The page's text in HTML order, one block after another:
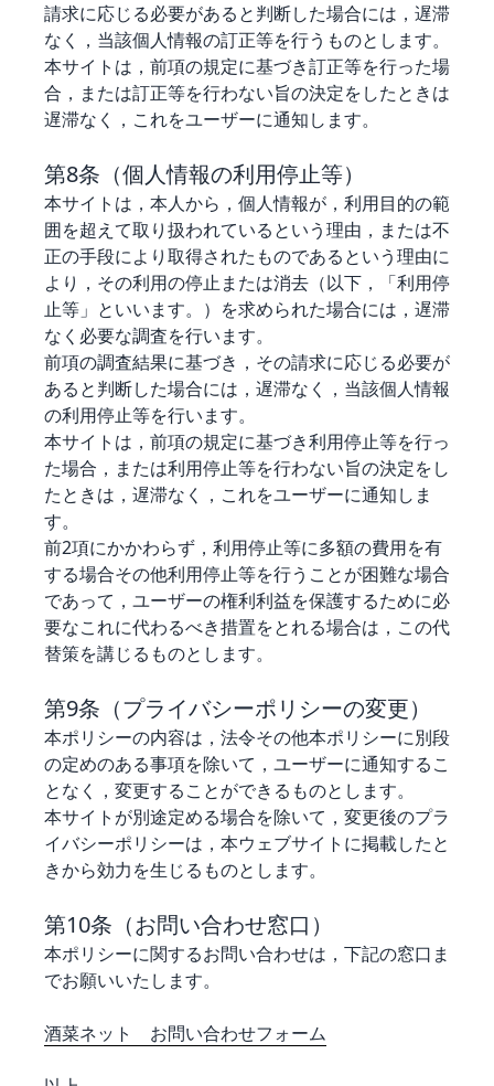
請求に応じる必要があると判断した場合には，遅滞
なく，当該個人情報の訂正等を行うものとします。
本サイトは，前項の規定に基づき訂正等を行った場
合，または訂正等を行わない旨の決定をしたときは
遅滞なく，これをユーザーに通知します。
第8条（個人情報の利用停止等）
本サイトは，本人から，個人情報が，利用目的の範
囲を超えて取り扱われているという理由，または不
正の手段により取得されたものであるという理由に
より，その利用の停止または消去（以下，「利用停
止等」といいます。）を求められた場合には，遅滞
なく必要な調査を行います。
前項の調査結果に基づき，その請求に応じる必要が
あると判断した場合には，遅滞なく，当該個人情報
の利用停止等を行います。
本サイトは，前項の規定に基づき利用停止等を行っ
た場合，または利用停止等を行わない旨の決定をし
たときは，遅滞なく，これをユーザーに通知しま
す。
前2項にかかわらず，利用停止等に多額の費用を有
する場合その他利用停止等を行うことが困難な場合
であって，ユーザーの権利利益を保護するために必
要なこれに代わるべき措置をとれる場合は，この代
替策を講じるものとします。
第9条（プライバシーポリシーの変更）
本ポリシーの内容は，法令その他本ポリシーに別段
の定めのある事項を除いて，ユーザーに通知するこ
となく，変更することができるものとします。
本サイトが別途定める場合を除いて，変更後のプラ
イバシーポリシーは，本ウェブサイトに掲載したと
きから効力を生じるものとします。
第10条（お問い合わせ窓口）
本ポリシーに関するお問い合わせは，下記の窓口ま
でお願いいたします。
酒菜ネット お問い合わせフォーム